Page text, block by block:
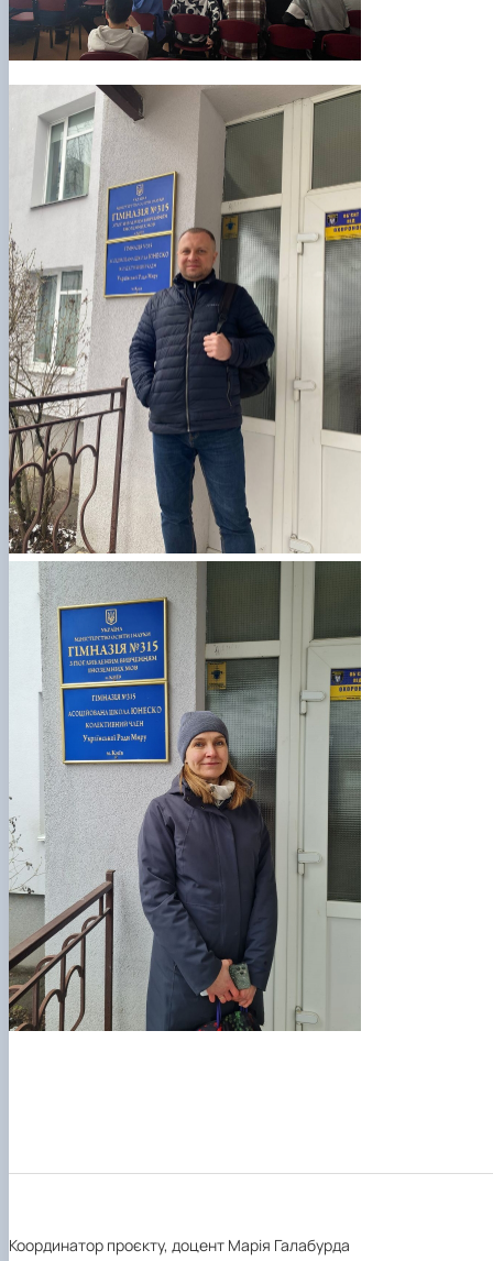
Координатор проєкту, доцент Марія Галабурда